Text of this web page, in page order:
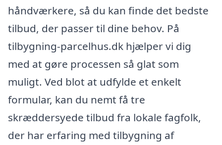
håndværkere, så du kan finde det bedste
tilbud, der passer til dine behov. På
tilbygning-parcelhus.dk hjælper vi dig
med at gøre processen så glat som
muligt. Ved blot at udfylde et enkelt
formular, kan du nemt få tre
skræddersyede tilbud fra lokale fagfolk,
der har erfaring med tilbygning af